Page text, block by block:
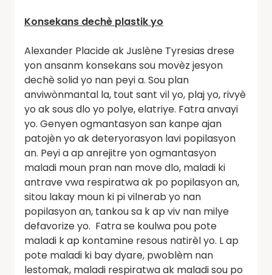
Konsekans dechè plastik yo
Alexander Placide ak Juslène Tyresias drese
yon ansanm konsekans sou movèz jesyon
dechè solid yo nan peyi a. Sou plan
anviwònmantal la, tout sant vil yo, plaj yo, rivyè
yo ak sous dlo yo polye, elatriye. Fatra anvayi
yo. Genyen ogmantasyon san kanpe ajan
patojèn yo ak deteryorasyon lavi popilasyon
an. Peyi a ap anrejitre yon ogmantasyon
maladi moun pran nan move dlo, maladi ki
antrave vwa respiratwa ak po popilasyon an,
sitou lakay moun ki pi vilnerab yo nan
popilasyon an, tankou sa k ap viv nan milye
defavorize yo. Fatra se koulwa pou pote
maladi k ap kontamine resous natirèl yo. L ap
pote maladi ki bay dyare, pwoblèm nan
lestomak, maladi respiratwa ak maladi sou po